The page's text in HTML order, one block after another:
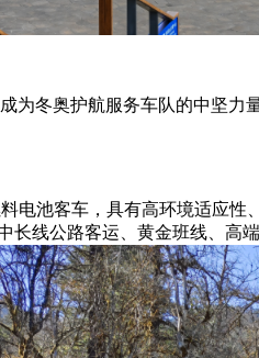
为冬奥护航服务车队的中坚
电池客车，具有高环境适应
长线公路客运、黄金班线、